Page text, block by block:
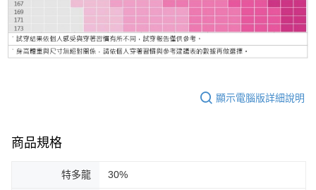
顯示電腦版詳細說明
商品規格
特多龍 30%